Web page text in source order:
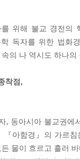
위해 불교 경전의
독자를 위한 법화
의 나 역시도 하나
착점,
, 동아시아 불교권에
『아함경』의 가르
물이 흐르고 흘러